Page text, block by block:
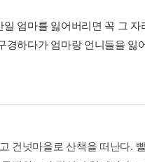
엄마를 잃어버리면 꼭 그 자
하다가 엄마랑 언니들을 잃
건넛마을로 산책을 떠난다.